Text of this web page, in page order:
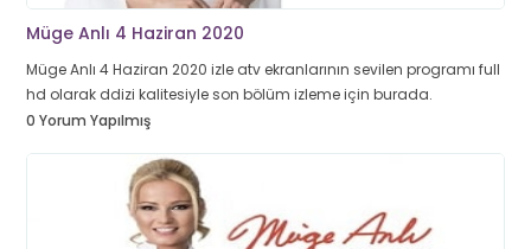
Müge Anlı 4 Haziran 2020
Müge Anlı 4 Haziran 2020 izle atv ekranlarının sevilen programı full
hd olarak ddizi kalitesiyle son bölüm izleme için burada.
0 Yorum Yapılmış